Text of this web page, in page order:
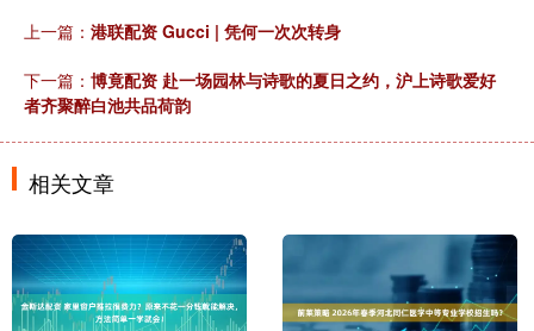
上一篇： 港联配资 Gucci | 凭何一次次转身
下一篇： 博竟配资 赴一场园林与诗歌的夏日之约，沪上诗歌爱好
者齐聚醉白池共品荷韵
相关文章